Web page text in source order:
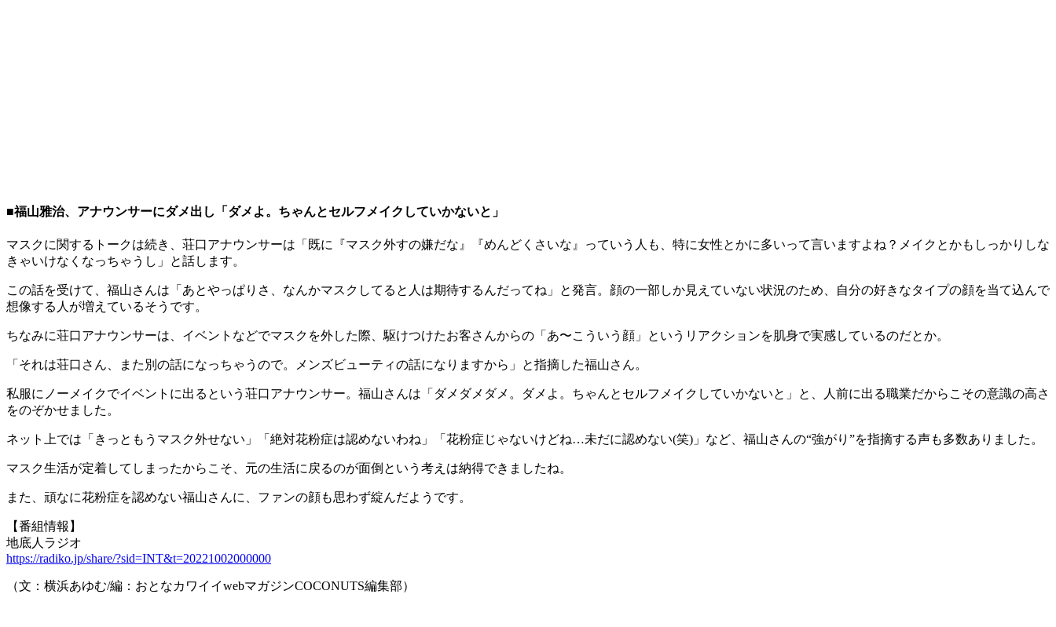
■福山雅治、アナウンサーにダメ出し「ダメよ。ちゃんとセルフメイクしていかないと」
マスクに関するトークは続き、荘口アナウンサーは「既に『マスク外すの嫌だな』『めんどくさいな』っていう人も、特に女性とかに多いって言いますよね？メイクとかもしっかりしな
きゃいけなくなっちゃうし」と話します。
この話を受けて、福山さんは「あとやっぱりさ、なんかマスクしてると人は期待するんだってね」と発言。顔の一部しか見えていない状況のため、自分の好きなタイプの顔を当て込んで
想像する人が増えているそうです。
ちなみに荘口アナウンサーは、イベントなどでマスクを外した際、駆けつけたお客さんからの「あ〜こういう顔」というリアクションを肌身で実感しているのだとか。
「それは荘口さん、また別の話になっちゃうので。メンズビューティの話になりますから」と指摘した福山さん。
私服にノーメイクでイベントに出るという荘口アナウンサー。福山さんは「ダメダメダメ。ダメよ。ちゃんとセルフメイクしていかないと」と、人前に出る職業だからこその意識の高さ
をのぞかせました。
ネット上では「きっともうマスク外せない」「絶対花粉症は認めないわね」「花粉症じゃないけどね…未だに認めない(笑)」など、福山さんの“強がり”を指摘する声も多数ありました。
マスク生活が定着してしまったからこそ、元の生活に戻るのが面倒という考えは納得できましたね。
また、頑なに花粉症を認めない福山さんに、ファンの顔も思わず綻んだようです。
【番組情報】
地底人ラジオ
https://radiko.jp/share/?sid=INT&t=20221002000000
（文：横浜あゆむ/編：おとなカワイイwebマガジンCOCONUTS編集部）